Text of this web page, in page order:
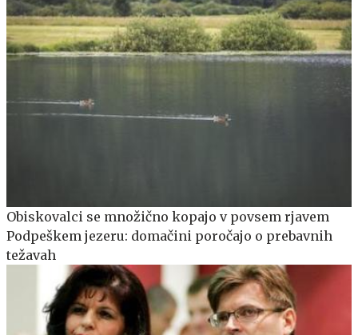
Obiskovalci se množično kopajo v povsem rjavem
Podpeškem jezeru: domačini poročajo o prebavnih
težavah